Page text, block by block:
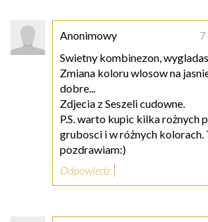
Anonimowy 7
Swietny kombinezon,
Zmiana koloru wlosow na
dobre...
Zdjecia z Seszeli cudowne.
P.S. warto kupic kilka rożnych
grubosci i w różnych kolorach.
pozdrawiam:)
Odpowiedz